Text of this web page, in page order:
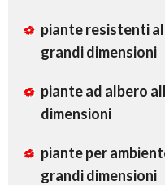
piante resistenti
grandi dimensioni
piante ad albero
dimensioni
piante per
grandi dimensioni